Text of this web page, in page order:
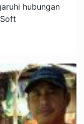
hubungan